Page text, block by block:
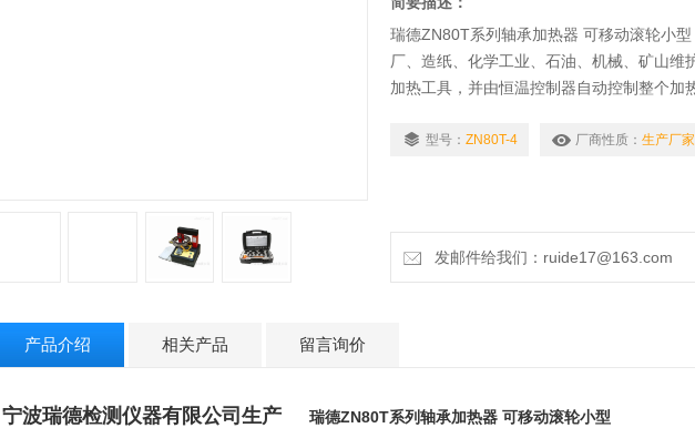
瑞德ZN80T系列轴承加热器 可移动滚轮小
厂、造纸、化学工业、石油、机械、矿山维
加热工具，并由恒温控制器自动控制整个加
商提供的产品，广泛应用于电力、水利、石
型号： ZN80T-4 厂商性质： 生产厂家
发邮件给我们：ruide17@163.com
产品介绍 相关产品 留言询价
宁波瑞德检测仪器有限公司生产 瑞德ZN80T系列轴承加热器 可移动滚轮小型